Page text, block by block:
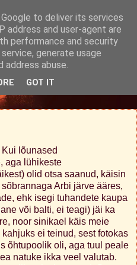
lõunased
aga lühikeste
olid otsa saanud, käisin
Arbi järve ääres,
ehk isegi tuhandete kaupa
või balti, ei teagi) jäi ka
noor sinikael käis meie
ei teinud, sest fotokas
õhtupoolik oli, aga tuul peale
natuke ikka veel valutab.
to deliver its services
address and user-agent are
performance and security
generate usage
abuse.
GOT IT